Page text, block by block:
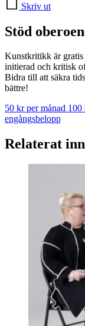
Skriv ut
Stöd
Kunstkritikk är gratis
initierad och kritisk
Bidra till att säkra
bättre!
50 kr per månad 100
engångsbelopp
Relaterat